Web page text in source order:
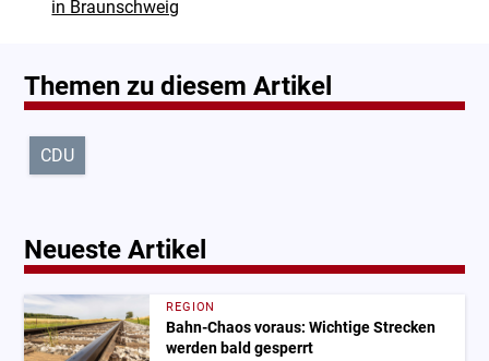
in Braunschweig
Themen zu diesem Artikel
CDU
Neueste Artikel
REGION
Bahn-Chaos voraus: Wichtige Strecken
werden bald gesperrt